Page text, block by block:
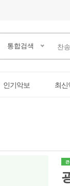
통합검색
인기악보 최